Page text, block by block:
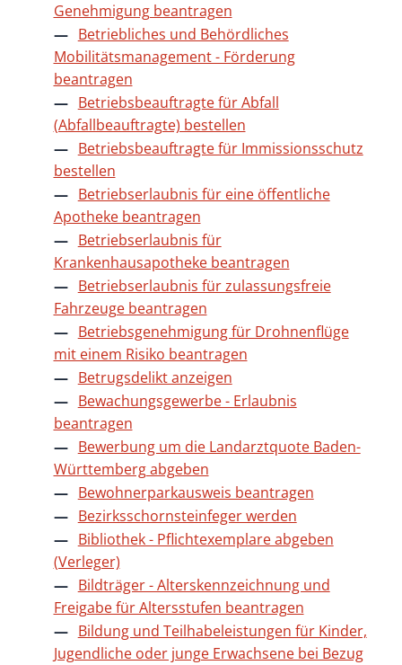
Genehmigung beantragen
Betriebliches und Behördliches
Mobilitätsmanagement - Förderung
beantragen
Betriebsbeauftragte für Abfall
(Abfallbeauftragte) bestellen
Betriebsbeauftragte für Immissionsschutz
bestellen
Betriebserlaubnis für eine öffentliche
Apotheke beantragen
Betriebserlaubnis für
Krankenhausapotheke beantragen
Betriebserlaubnis für zulassungsfreie
Fahrzeuge beantragen
Betriebsgenehmigung für Drohnenflüge
mit einem Risiko beantragen
Betrugsdelikt anzeigen
Bewachungsgewerbe - Erlaubnis
beantragen
Bewerbung um die Landarztquote Baden-
Württemberg abgeben
Bewohnerparkausweis beantragen
Bezirksschornsteinfeger werden
Bibliothek - Pflichtexemplare abgeben
(Verleger)
Bildträger - Alterskennzeichnung und
Freigabe für Altersstufen beantragen
Bildung und Teilhabeleistungen für Kinder,
Jugendliche oder junge Erwachsene bei Bezug